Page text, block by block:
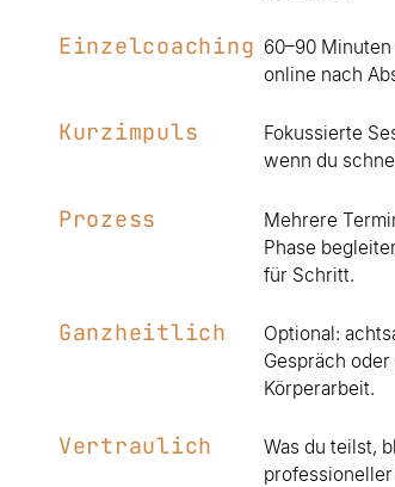
Einzelcoaching 60–90
online nach
Kurzimpuls
Fokussierte
wenn du
Prozess
Mehrere
Phase
für Schritt.
Ganzheitlich
Optional:
Gespräch
Körperarbeit.
Vertraulich
Was du teilst,